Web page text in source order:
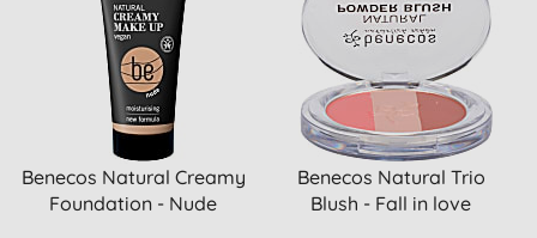
Benecos Natural Creamy
Foundation - Nude
Benecos Natural Trio
Blush - Fall in love